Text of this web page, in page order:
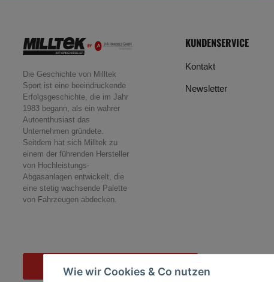
Wie wir Cookies & Co nutzen
Die Geschichte von Milltek
Sport ist eine beeindruckende
Erfolgsgeschichte, die im Jahr
1983 begann, als ein wahrer
Autoenthusiast das
Unternehmen gründete.
Seitdem hat sich Milltek zu
einem der führenden Hersteller
von Hochleistungs-
Abgasanlagen entwickelt, die
eine stetig wachsende Palette
von Fahrzeugen abdecken.
KUNDENSERVICE
Kontakt
Newsletter
Vertrag widerrufen